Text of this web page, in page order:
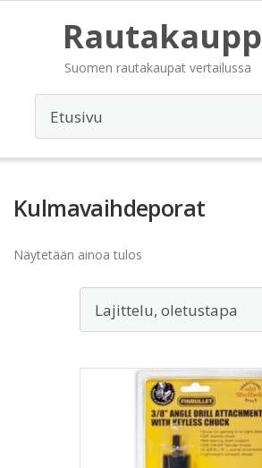
Suomen rautakaupat vertailussa
Kulmavaihdeporat
Näytetään ainoa tulos